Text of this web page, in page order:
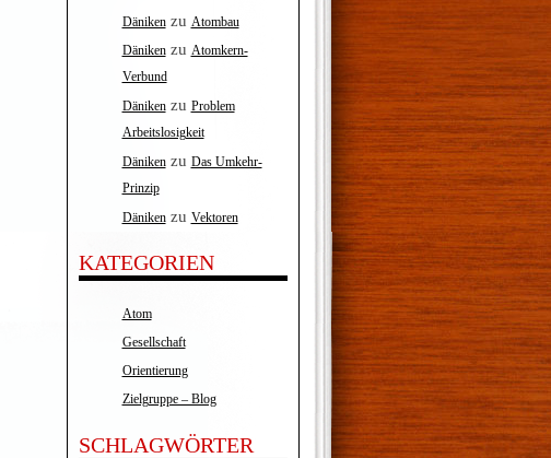
Dänikenzu Atombau
Dänikenzu Atomkern-
Verbund
Dänikenzu Problem
Arbeitslosigkeit
Dänikenzu Das Umkehr-
Prinzip
Dänikenzu Vektoren
KATEGORIEN
Atom
Gesellschaft
Orientierung
Zielgruppe – Blog
SCHLAGWÖRTER